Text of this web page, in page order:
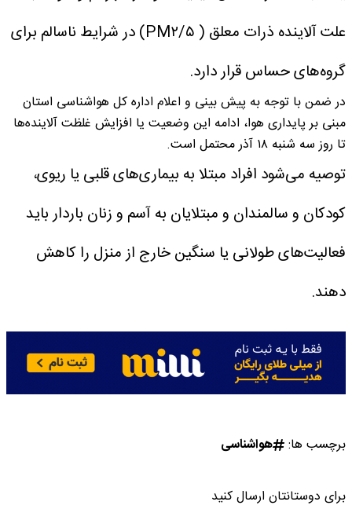
علت آلاینده ذرات معلق ( PM۲/۵) در شرایط ناسالم برای
گروه‌های حساس قرار دارد.
در ضمن با توجه به پیش بینی و اعلام اداره کل هواشناسی استان
مبنی بر پایداری هوا، ادامه این وضعیت یا افزایش غلظت آلاینده‌ها
تا روز سه شنبه ۱۸ آذر محتمل است.
توصیه می‌شود افراد مبتلا به بیماری‌های قلبی یا ریوی،
کودکان و سالمندان و مبتلایان به آسم و زنان باردار باید
فعالیت‌های طولانی یا سنگین خارج از منزل را کاهش
دهند.
برچسب ها: هواشناسی
برای دوستانتان ارسال کنید